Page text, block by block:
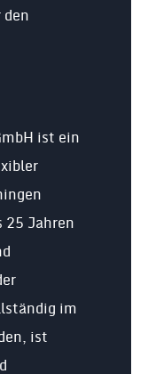
den
ist ein
25 Jahren
im
ist